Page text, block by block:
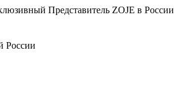
Представитель ZOJE в России
России